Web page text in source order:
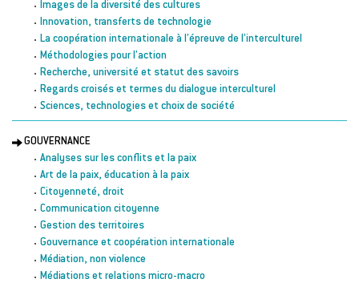
Images de la diversité des cultures
Innovation, transferts de technologie
La coopération internationale à l’épreuve de l’interculturel
Méthodologies pour l’action
Recherche, université et statut des savoirs
Regards croisés et termes du dialogue interculturel
Sciences, technologies et choix de société
GOUVERNANCE
Analyses sur les conflits et la paix
Art de la paix, éducation à la paix
Citoyenneté, droit
Communication citoyenne
Gestion des territoires
Gouvernance et coopération internationale
Médiation, non violence
Médiations et relations micro-macro